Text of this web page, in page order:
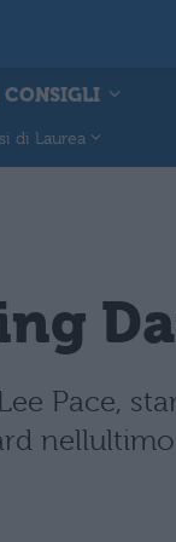
CONSIGLI
di Laurea
Pace,